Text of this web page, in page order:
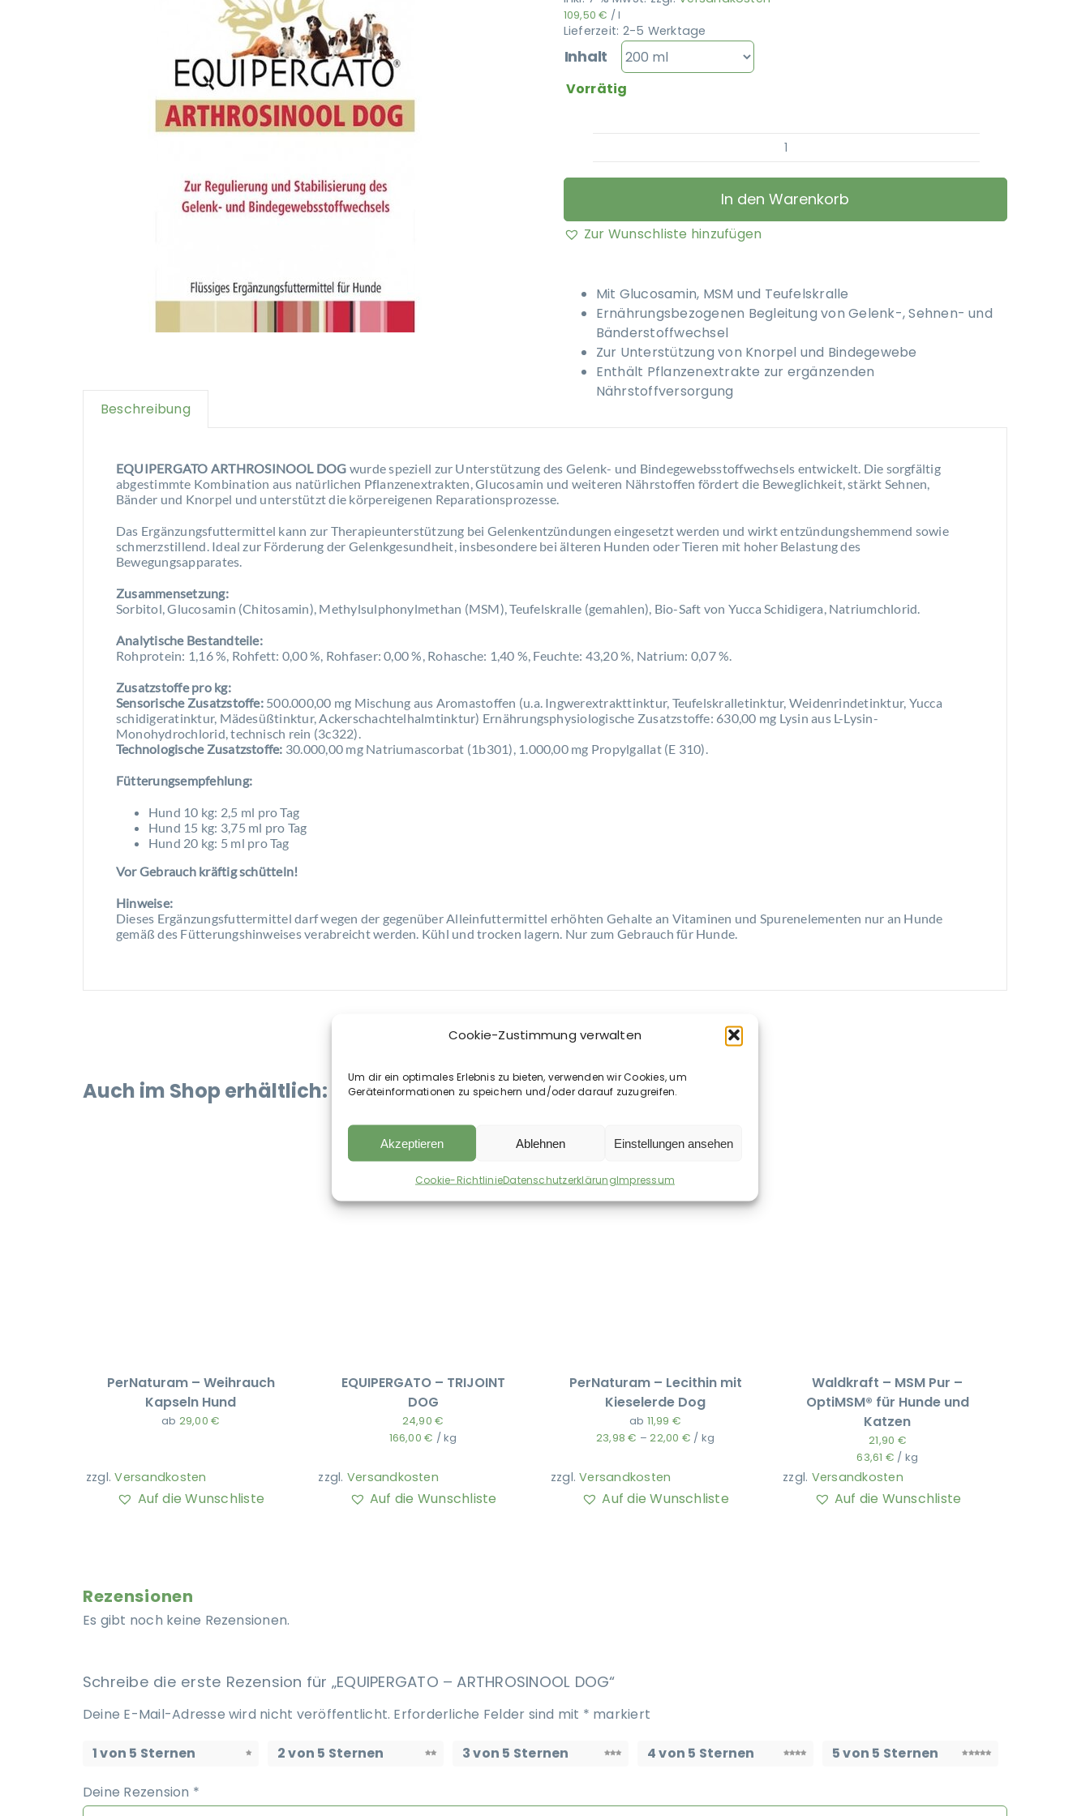
Cookie-Zustimmung verwalten
Um dir ein optimales Erlebnis zu bieten, verwenden wir Cookies, um
Geräteinformationen zu speichern und/oder darauf zuzugreifen.
Akzeptieren Ablehnen Einstellungen ansehen
Cookie-RichtlinieDatenschutzerklärungImpressum
109,50€ /l
Lieferzeit: 2-5 Werktage
Inhalt
Vorrätig
EQUIPERGATO
-
ARTHROSINOOL
In den Warenkorb
Zur Wunschliste hinzufügen
Mit Glucosamin, MSM und Teufelskralle
Ernährungsbezogenen Begleitung von Gelenk-, Sehnen- und
Bänderstoffwechsel
Zur Unterstützung von Knorpel und Bindegewebe
Enthält Pflanzenextrakte zur ergänzenden
Nährstoffversorgung
Beschreibung
EQUIPERGATO ARTHROSINOOL DOG wurde speziell zur Unterstützung des Gelenk- und Bindegewebsstoffwechsels entwickelt. Die sorgfältig
abgestimmte Kombination aus natürlichen Pflanzenextrakten, Glucosamin und weiteren Nährstoffen fördert die Beweglichkeit, stärkt Sehnen,
Bänder und Knorpel und unterstützt die körpereigenen Reparationsprozesse.
Das Ergänzungsfuttermittel kann zur Therapieunterstützung bei Gelenkentzündungen eingesetzt werden und wirkt entzündungshemmend sowie
schmerzstillend. Ideal zur Förderung der Gelenkgesundheit, insbesondere bei älteren Hunden oder Tieren mit hoher Belastung des
Bewegungsapparates.
Zusammensetzung:
Sorbitol, Glucosamin (Chitosamin), Methylsulphonylmethan (MSM), Teufelskralle (gemahlen), Bio-Saft von Yucca Schidigera, Natriumchlorid.
Analytische Bestandteile:
Rohprotein: 1,16 %, Rohfett: 0,00 %, Rohfaser: 0,00 %, Rohasche: 1,40 %, Feuchte: 43,20 %, Natrium: 0,07 %.
Zusatzstoffe pro kg:
Sensorische Zusatzstoffe: 500.000,00 mg Mischung aus Aromastoffen (u.a. Ingwerextrakttinktur, Teufelskralletinktur, Weidenrindetinktur, Yucca
schidigeratinktur, Mädesüßtinktur, Ackerschachtelhalmtinktur) Ernährungsphysiologische Zusatzstoffe: 630,00 mg Lysin aus L-Lysin-
Monohydrochlorid, technisch rein (3c322).
Technologische Zusatzstoffe: 30.000,00 mg Natriumascorbat (1b301), 1.000,00 mg Propylgallat (E 310).
Fütterungsempfehlung:
Hund 10 kg: 2,5 ml pro Tag
Hund 15 kg: 3,75 ml pro Tag
Hund 20 kg: 5 ml pro Tag
Vor Gebrauch kräftig schütteln!
Hinweise:
Dieses Ergänzungsfuttermittel darf wegen der gegenüber Alleinfuttermittel erhöhten Gehalte an Vitaminen und Spurenelementen nur an Hunde
gemäß des Fütterungshinweises verabreicht werden. Kühl und trocken lagern. Nur zum Gebrauch für Hunde.
Auch im Shop erhältlich:
PerNaturam – Weihrauch
Kapseln Hund
ab 29,00€
zzgl.Versandkosten
Auf die Wunschliste
EQUIPERGATO – TRIJOINT
DOG
24,90€
166,00€ /kg
zzgl. Versandkosten
Auf die Wunschliste
PerNaturam – Lecithin mit
Kieselerde Dog
ab 11,99 €
23,98€ –22,00 € / kg
zzgl.Versandkosten
Auf die Wunschliste
Waldkraft – MSM Pur –
OptiMSM® für Hunde und
Katzen
21,90 €
63,61 € / kg
zzgl. Versandkosten
Auf die Wunschliste
Rezensionen
Es gibt noch keine Rezensionen.
Schreibe die erste Rezension für „EQUIPERGATO – ARTHROSINOOL DOG“
Deine E-Mail-Adresse wird nicht veröffentlicht. Erforderliche Felder sind mit * markiert
1 von 5 Sternen 2 von 5 Sternen 3 von 5 Sternen 4 von 5 Sternen 5 von 5 Sternen
Deine Rezension *